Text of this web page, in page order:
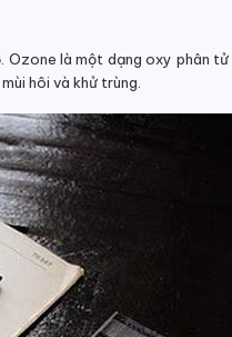
là một dạng oxy phân tử
hôi và khử trùng.